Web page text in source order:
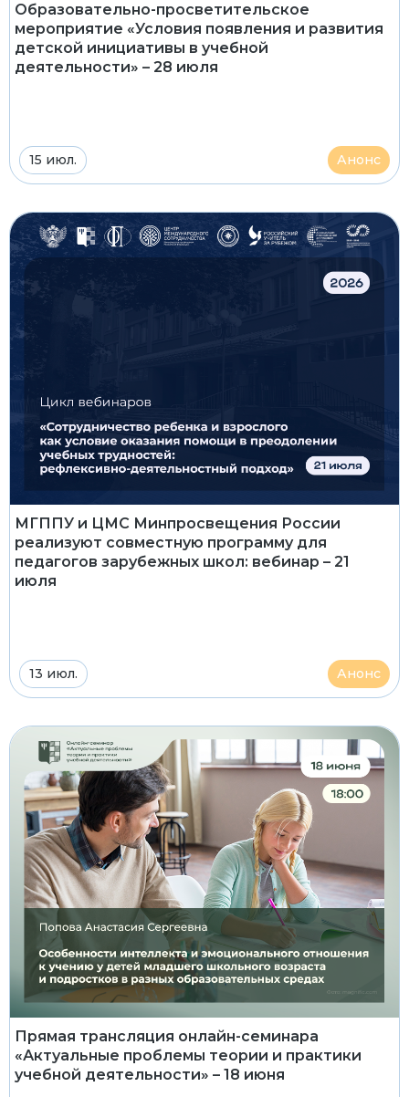
Образовательно-просветительское
мероприятие «Условия появления и развития
детской инициативы в учебной
деятельности» – 28 июля
15 июл. Анонс
МГППУ и ЦМС Минпросвещения России
реализуют совместную программу для
педагогов зарубежных школ: вебинар – 21
июля
13 июл. Анонс
Прямая трансляция онлайн-семинара
«Актуальные проблемы теории и практики
учебной деятельности» – 18 июня